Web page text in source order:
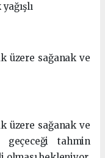
üzere sağanak ve
üzere sağanak ve
geçeceği tahmin